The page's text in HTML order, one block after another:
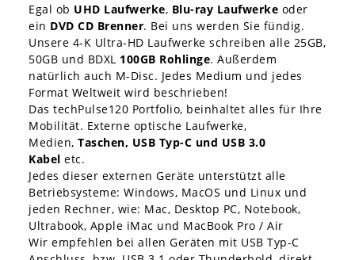
Egal ob UHD Laufwerke, Blu-ray Laufwerke oder
ein DVD CD Brenner. Bei uns werden Sie fündig.
Unsere 4-K Ultra-HD Laufwerke schreiben alle 25GB,
50GB und BDXL 100GB Rohlinge. Außerdem
natürlich auch M-Disc. Jedes Medium und jedes
Format Weltweit wird beschrieben!
Das techPulse120 Portfolio, beinhaltet alles für Ihre
Mobilität. Externe optische Laufwerke,
Medien, Taschen, USB Typ-C und USB 3.0
Kabel etc.
Jedes dieser externen Geräte unterstützt alle
Betriebsysteme: Windows, MacOS und Linux und
jeden Rechner, wie: Mac, Desktop PC, Notebook,
Ultrabook, Apple iMac und MacBook Pro / Air
Wir empfehlen bei allen Geräten mit USB Typ-C